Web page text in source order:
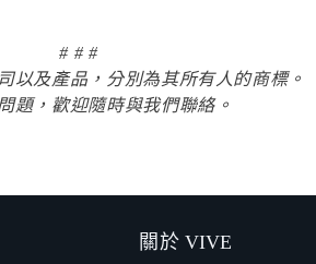
# # #
以及產品，分別為其所有人的商標。
題，歡迎隨時與我們聯絡。
關於 VIVE